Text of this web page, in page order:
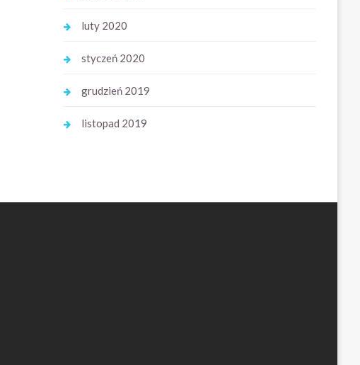
luty 2020
styczeń 2020
grudzień 2019
listopad 2019